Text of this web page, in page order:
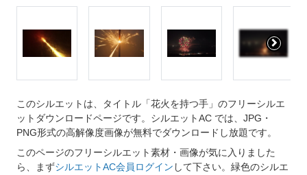
このシルエットは、タイトル「花火を持つ手」のフリーシルエ
ットダウンロードページです。シルエットAC では、JPG・
PNG形式の高解像度画像が無料でダウンロードし放題です。
このページのフリーシルエット素材・画像が気に入りました
ら、まずシルエットAC会員ログイン して下さい。緑色のシルエ